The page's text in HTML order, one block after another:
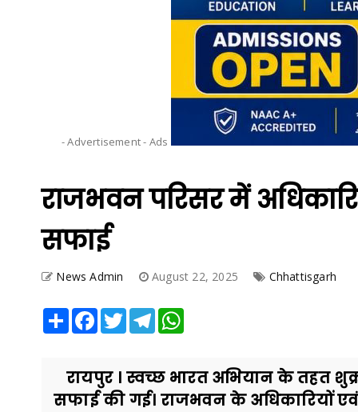
- Advertisement - Ads
राजभवन परिसर में
सफाई
News Admin August 22, 2025 Chhattisgarh
Share Facebook
TwitterTelegram
रायपुर । स्वच्छ भारत अभियान के तहत
सफाई की गई। राजभवन के अधिकारियों